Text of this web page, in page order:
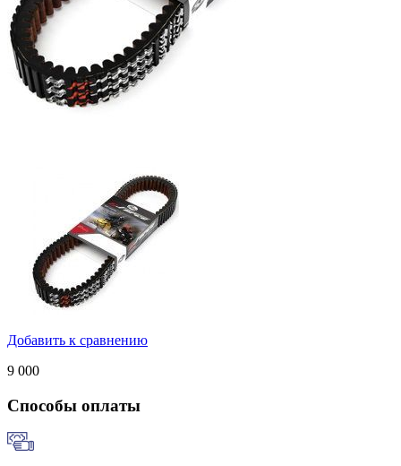
Добавить к сравнению
9 000
Способы оплаты